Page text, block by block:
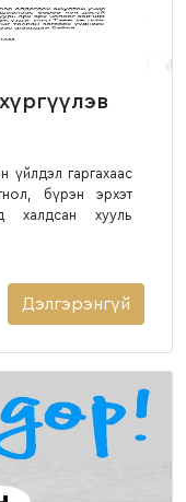
үйлдэл гаргахаас
бүрэн эрхэт
халдсан хууль
Дэлгэрэнгүй